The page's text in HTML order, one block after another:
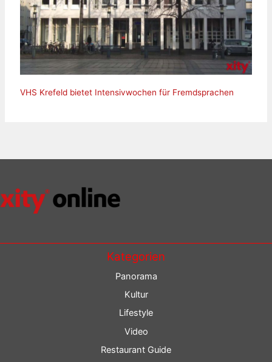
VHS Krefeld bietet Intensivwochen für Fremdsprachen
Kategorien
Panorama
Kultur
Lifestyle
Video
Restaurant Guide